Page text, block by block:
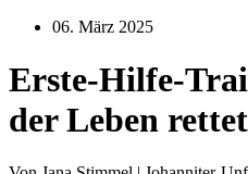
06. März 2025
Erste-Hilfe-
der Leben rettet